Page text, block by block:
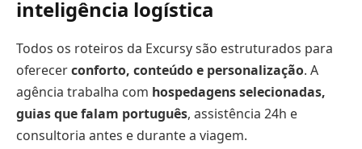
inteligência logística
Todos os roteiros da Excursy são estruturados para
oferecerconforto, conteúdo e personalização. A
agência trabalha com hospedagens selecionadas,
guias que falam português, assistência 24h e
consultoria antes e durante a viagem.